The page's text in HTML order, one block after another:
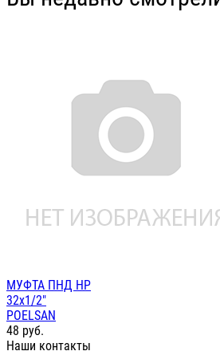
МУФТА ПНД НР
32х1/2"
POELSAN
48 руб.
Наши контакты